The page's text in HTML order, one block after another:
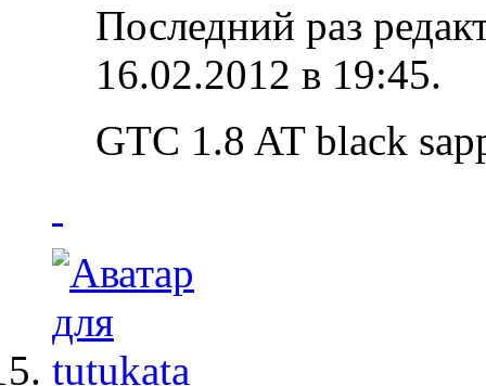
Последний раз
16.02.2012 в 19:45.
GTC 1.8 AT black